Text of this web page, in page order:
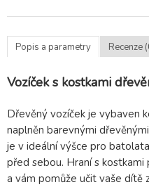
Popis a parametry Recenze
Vozíček s kostkami
Dřevěný vozíček je vybaven
naplněn barevnými
je v ideální výšce pro
před sebou. Hraní s
a vám pomůže učit vaše dítě